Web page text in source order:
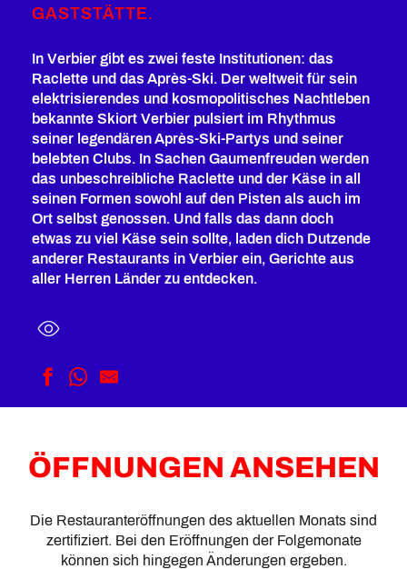
GASTSTÄTTE.
In Verbier gibt es zwei feste Institutionen: das
Raclette und das Après-Ski. Der weltweit für sein
elektrisierendes und kosmopolitisches Nachtleben
bekannte Skiort Verbier pulsiert im Rhythmus
seiner legendären Après-Ski-Partys und seiner
belebten Clubs. In Sachen Gaumenfreuden werden
das unbeschreibliche Raclette und der Käse in all
seinen Formen sowohl auf den Pisten als auch im
Ort selbst genossen. Und falls das dann doch
etwas zu viel Käse sein sollte, laden dich Dutzende
anderer Restaurants in Verbier ein, Gerichte aus
aller Herren Länder zu entdecken.
ÖFFNUNGEN ANSEHEN
Die Restauranteröffnungen des aktuellen Monats sind
zertifiziert. Bei den Eröffnungen der Folgemonate
können sich hingegen Änderungen ergeben.